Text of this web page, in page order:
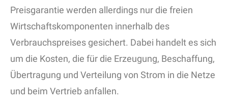
Preisgarantie werden allerdings nur die freien
Wirtschaftskomponenten innerhalb des
Verbrauchspreises gesichert. Dabei handelt es sich
um die Kosten, die für die Erzeugung, Beschaffung,
Übertragung und Verteilung von Strom in die Netze
und beim Vertrieb anfallen.